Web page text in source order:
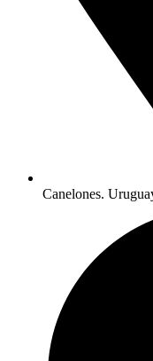
Canelones.